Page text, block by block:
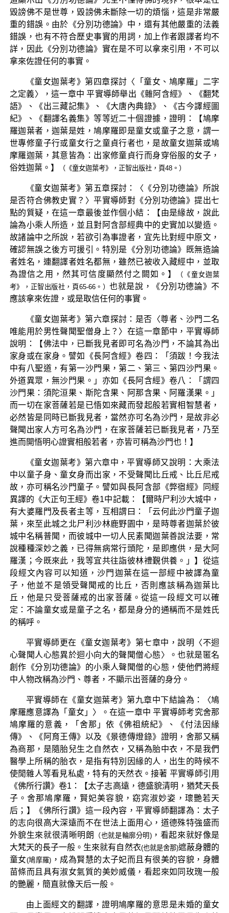
毀謗佛不是世尊，毀謗佛未斷除一切的煩惱，這是非常嚴
重的錯誤。由於《分別功德論》中，還有其他嚴重的法義
錯誤，也有不符合歷史事實的用詞，加上作者跟譯者均不
詳，因此《分別功德論》實在是不可以拿來引用，不可以
拿來佐證任何的事實。
《童女迦葉考》第四章探討〈「童女、鳩摩羅」二字
之定義〉，這一章中 平實導師舉出《雜阿含經》、《翻梵
語》、《出三藏記集》、《大唐內典錄》、《古今譯經圖
紀》、《翻譯名義集》等等近二十個證據，證明：【鳩摩
羅迦葉者，迦葉是姓，鳩摩羅即是童女或童子之意，謂一
世專修童子行或童女行之童貞行者也，是故童女迦葉或鳩
摩羅迦葉，其意皆為：出家修童貞行而身穿俗服的女子，
俗姓迦葉。】
（《童女迦葉考》，正智出版社，頁48。）
《童女迦葉考》第五章探討：〈《分別功德論》所說
是否符合佛教史實？〉平實導師對《分別功德論》提出七
點的質疑，在這一章最後並作個小結：【由是緣故，說此
論為小乘人所造，並且對阿含部經典中的史實加以變造。
故諸論中之所說，若欲引為事證者，宜先比對經中原文，
確認無誤之後方可援引。特別是《分別功德論》既無造論
者姓名，連翻譯者姓名都無，雖然已被收入藏經中，並取
為證信之用，然其可信度顯然付之闕如。】
（《童女迦葉
考》，正智出版社，頁65-66。）也就是說，《分別功德論》不
應該拿來佐證，或是取信任何的事實。
《童女迦葉考》第六章探討：是否〈尊者、沙門二名
唯能用於男性聲聞聖僧身上？〉在這一章節中，平實導師
說明：【佛法中，已斷我見者即可名為沙門，不論其為出
家身或在家身。譬如《長阿含經》卷四：「須跋！今我法
中有八聖道，有第一沙門果，第二、第三、第四沙門果。
外道異眾，無沙門果。」亦如《長阿含經》卷八：「謂四
沙門果：須陀洹果、斯陀含果、阿那含果、阿羅漢果。」
而一切在家菩薩若是已悟如來藏而發起般若實相智慧者，
必然皆是同時已斷我見者，當然亦可名為沙門，是故非必
聲聞出家人方可名為沙門，在家菩薩若已斷我見者，乃至
進而開悟明心證實相般若者，亦皆可稱為沙門也！】
《童女迦葉考》第六章中，平實導師又說明：大乘法
中以童子身、童女身而出家，不受聲聞比丘戒、比丘尼戒
故，亦可稱名沙門童子。譬如與長阿含部《弊宿經》同經
異譯的《大正句王經》卷1中記載：【爾時尸利沙大城中，
有大婆羅門及長者主等，互相謂曰：「云何此沙門童子迦
葉，來至此城之北尸利沙林鹿野園中，是時尊者迦葉於彼
城中名稱普聞，而彼城中一切人民素聞迦葉善說法要，常
說種種深妙之義，已得無病常行頭陀，是即應供，是大阿
羅漢；今既來此，我等宜共往詣彼林禮覲供養。」】從這
段經文內容可以知道，沙門迦葉在這一部經中被譯為童
子，他並不是領受聲聞戒的比丘，否則應該稱為迦葉比
丘，他是只受菩薩戒的出家菩薩。從這一段經文可以確
定：不論童女或是童子之名，都是身分的通稱而不是姓氏
的稱呼。
平實導師更在《童女迦葉考》第七章中，說明〈不迴
心聲聞人心態異於迴小向大的聲聞僧心態〉。也就是匿名
創作《分別功德論》的小乘人聲聞僧的心態，使他們將經
中人物改稱為沙門、尊者，不顯示出菩薩的身分。
平實導師在《童女迦葉考》第九章中下結論為：〈鳩
摩羅應意譯為「童女」〉。在這一章中 平實導師考究舍那
鳩摩羅的意義，「舍那」依《佛祖統紀》、《付法因緣
傳》、《阿育王傳》以及《景德傳燈錄》證明，舍那又稱
為商那，是隨胎兒生之自然衣，又稱為胎中衣，不是我們
醫學上所稱的胎衣，是指有特別因緣的人，出生的時候不
使閒雜人等看見私處，特有的天然衣。接著 平實導師引用
《佛所行讚》卷1：【太子志高遠，德盛貌清明，猶梵天長
子。舍那鳩摩羅，賢妃美容貌，窈窕淑妙姿，瓌艷若天
后；】《佛所行讚》這一段內容，平實導師翻譯為：太子
的志向很高大深遠而不在世法上面用心，道德殊特強盛而
外貌生來就很清晰明朗
（也就是輪廓分明)，看起來就好像是
大梵天的長子一般。生來就有自然衣(也就是舍那)遮蔽身體的
童女(鳩摩羅) ，成為賢慧的太子妃而且有很美的容貌，身體
苗條而且具有淑女氣質的美妙威儀，看起來如同玫瑰一般
的艷麗，簡直就像天后一般。
由上面經文的翻譯，證明鳩摩羅的意思是未婚的童女